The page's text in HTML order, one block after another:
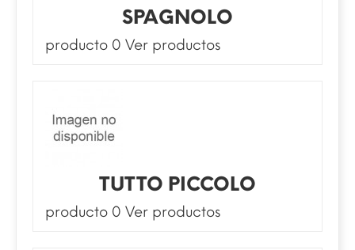
SPAGNOLO
producto 0 Ver productos
TUTTO PICCOLO
producto 0 Ver productos